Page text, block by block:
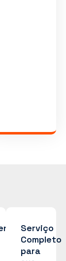
Serviço
Completo
para